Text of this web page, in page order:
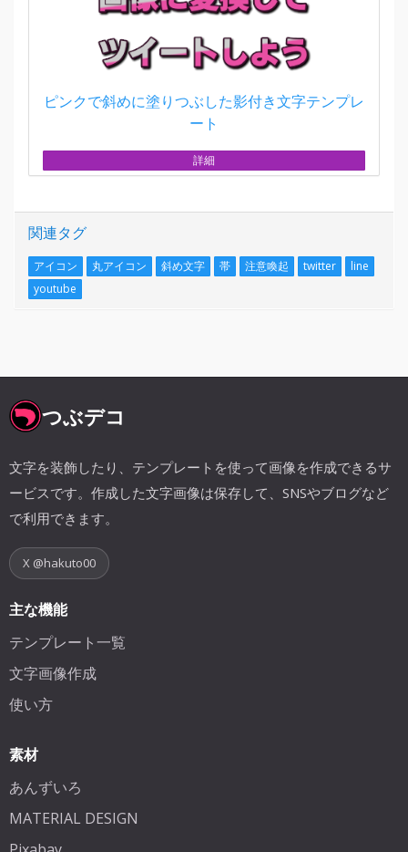
ピンクで斜めに塗りつぶした影付き文字テンプレ
ート
詳細
関連タグ
アイコン 丸アイコン 斜め文字 帯 注意喚起 twitter
line
youtube
つぶデコ
文字を装飾したり、テンプレートを使って画像を作成できるサ
ービスです。作成した文字画像は保存して、SNSやブログなど
で利用できます。
X @hakuto00
主な機能
テンプレート一覧
文字画像作成
使い方
素材
あんずいろ
MATERIAL DESIGN